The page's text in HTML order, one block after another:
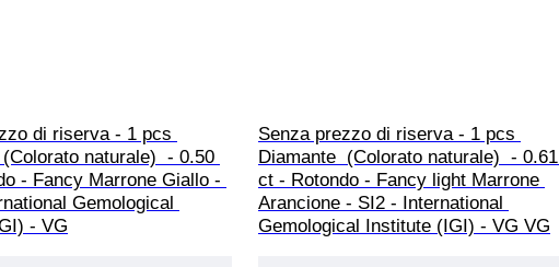
di riserva - 1 pcs
naturale)  - 0.50
- Fancy Marrone Giallo -
Gemological
- VG
Senza prezzo di riserva - 1 pcs
Diamante  (Colorato naturale)  - 0.61
ct - Rotondo - Fancy light Marrone
Arancione - SI2 - International
Gemological Institute (IGI) - VG VG